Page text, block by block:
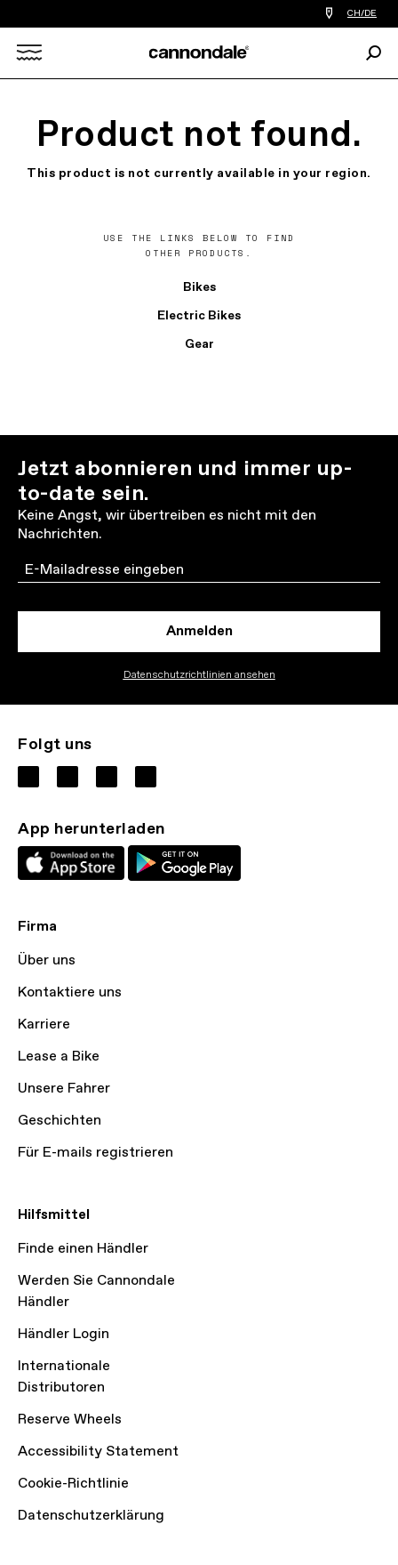
Einen
Händler
meiner
finden
CH/DE
Product not found.
This product is not currently available in your region.
USE THE LINKS BELOW TO FIND
OTHER PRODUCTS.
Bikes
Electric Bikes
Gear
Jetzt abonnieren und immer up-
to-date sein.
Keine Angst, wir übertreiben es nicht mit den
Nachrichten.
Email
Anmelden
Datenschutzrichtlinien ansehen
Folgt uns
App herunterladen
Firma
Über uns
Kontaktiere uns
Karriere
Lease a Bike
Unsere Fahrer
Geschichten
Für E-mails registrieren
Hilfsmittel
Finde einen Händler
Werden Sie Cannondale
Händler
Händler Login
Internationale
Distributoren
Reserve Wheels
Accessibility Statement
Cookie-Richtlinie
Datenschutzerklärung